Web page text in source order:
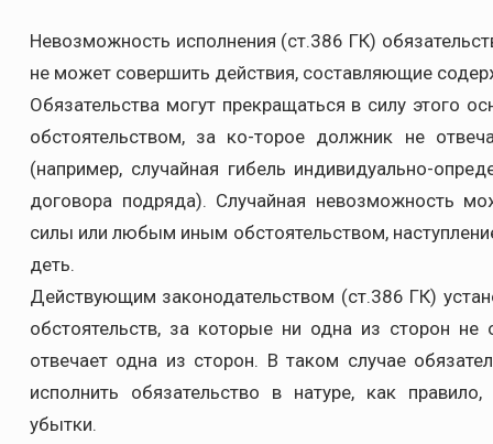
Невозможность исполнения (ст.386 ГК)
не может совершить действия, составляющие
Обязательства могут прекращаться в силу этого
обстоятельством, за ко-торое должник не
(например, случайная гибель индивидуально-
договора подряда). Случайная невозможность
силы или любым иным обстоятельством,
деть.
Действующим законодательством (ст.386 ГК)
обстоятельств, за которые ни одна из сторон не
отвечает одна из сторон. В таком случае
исполнить обязательство в натуре, как
убытки.